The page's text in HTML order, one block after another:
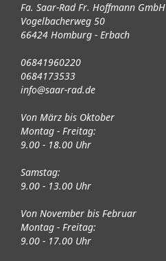
Fa. Saar-Rad Fr. Hoffmann GmbH
Vogelbacherweg 50
66424 Homburg - Erbach
06841960220
0684173533
info@saar-rad.de
Von März bis Oktober
Montag - Freitag:
9.00 - 18.00 Uhr
Samstag:
9.00 - 13.00 Uhr
Von November bis Februar
Montag - Freitag:
9.00 - 17.00 Uhr